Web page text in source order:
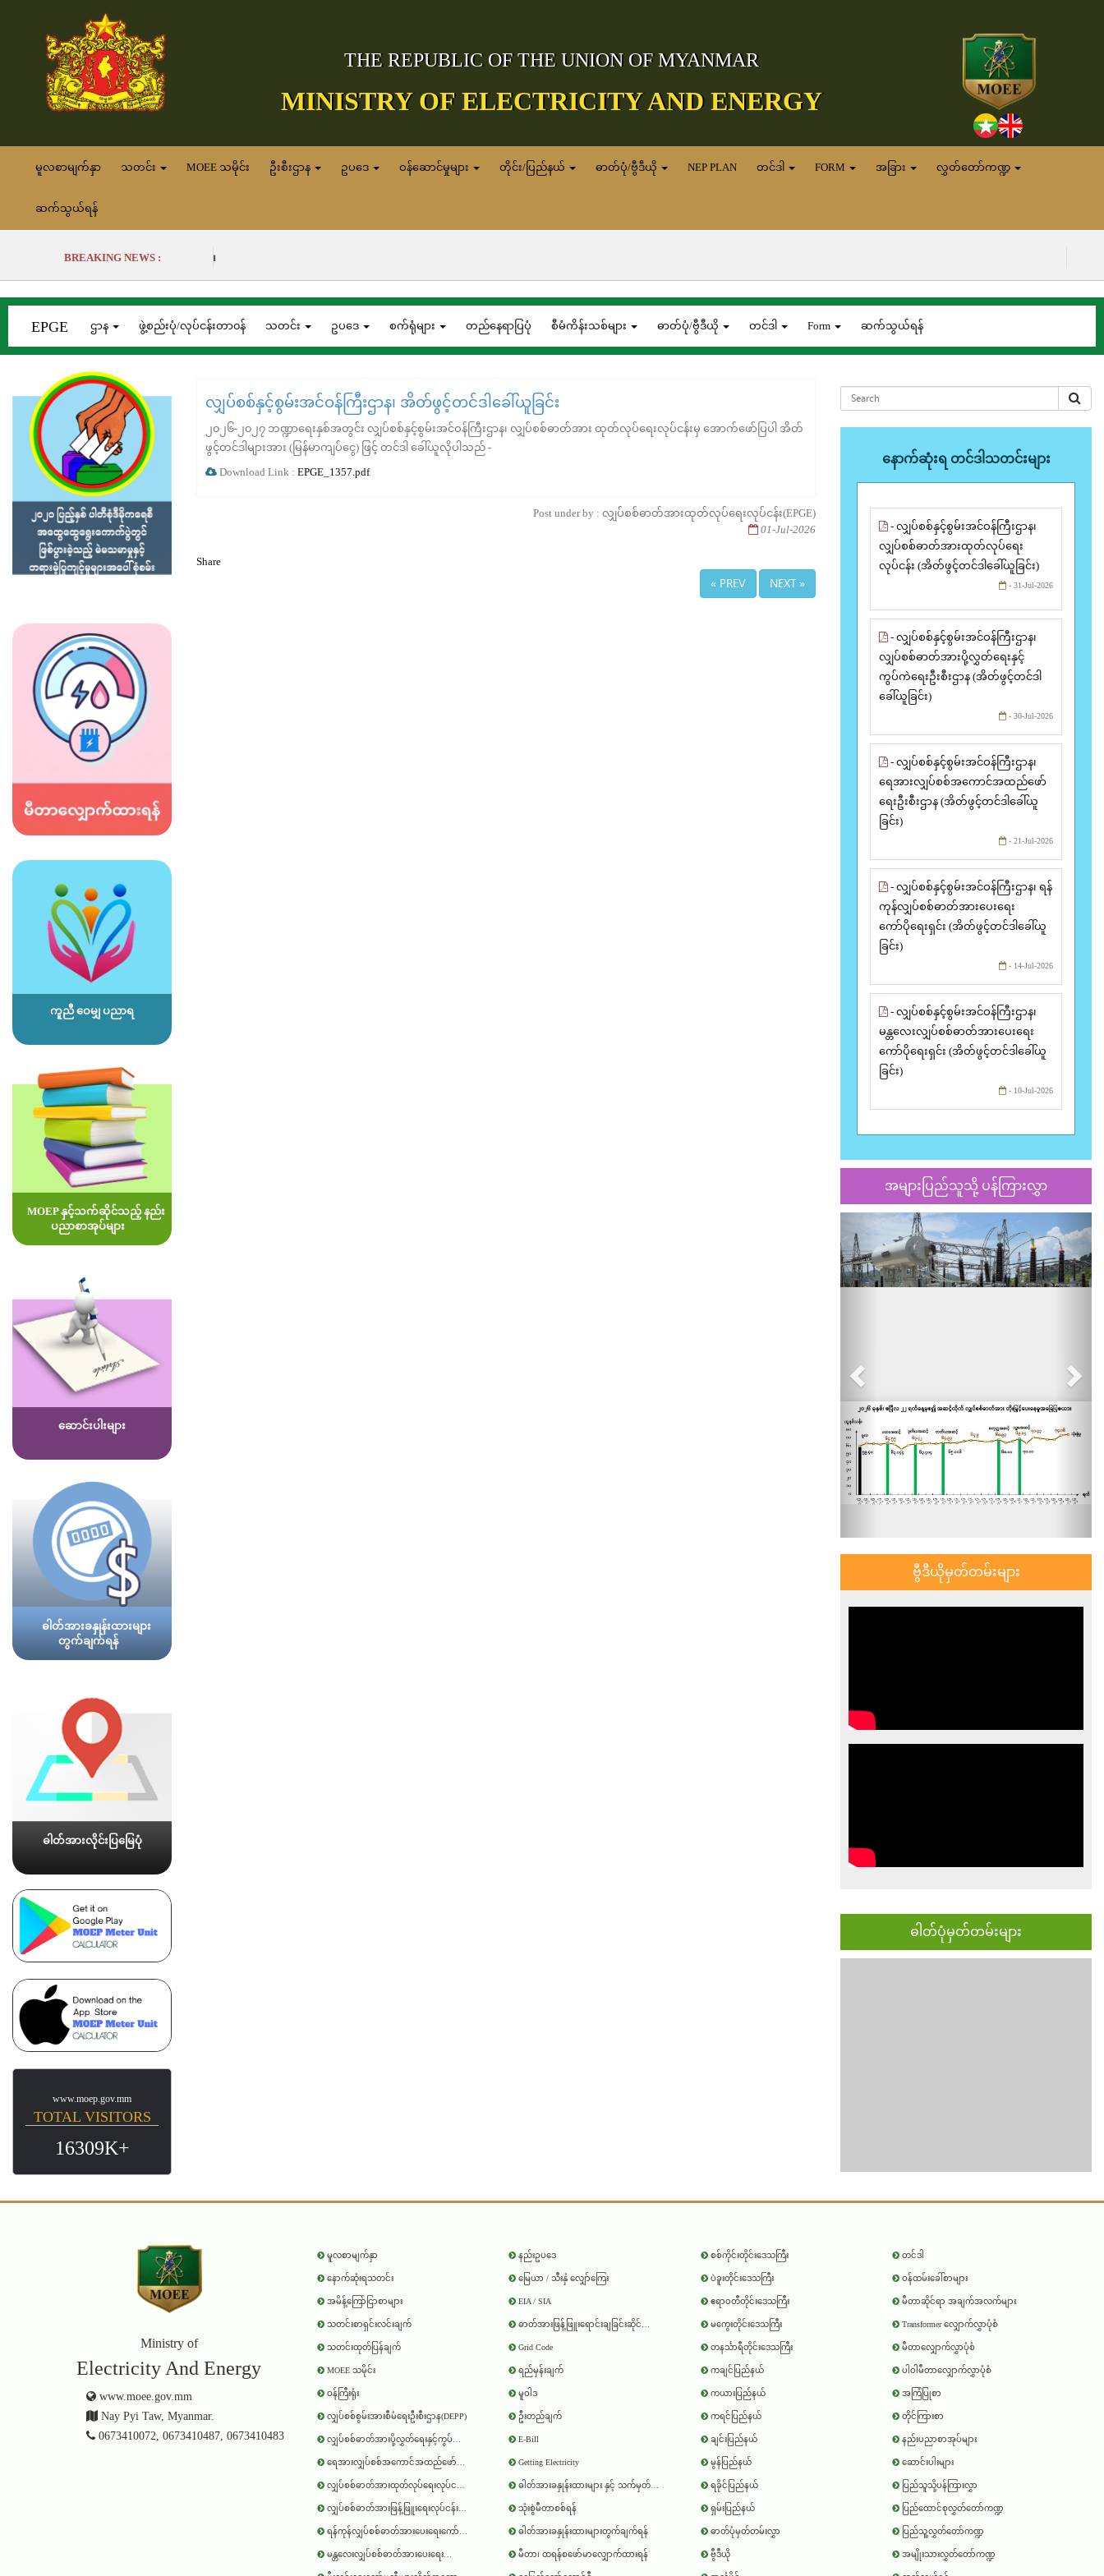
THE REPUBLIC OF THE UNION OF MYANMAR
MINISTRY OF ELECTRICITY AND ENERGY
မူလစာမျက်နှာ သတင်း MOEE သမိုင်း ဦးစီးဌာန ဥပဒေ ဝန်ဆောင်မှုများ တိုင်း/ပြည်နယ် ဓာတ်ပုံ/ဗွီဒီယို NEP PLAN တင်ဒါ FORM အခြား လွှတ်တော်ကဏ္ဍ
ဆက်သွယ်ရန်
BREAKING NEWS :
EPGE ဌာန ဖွဲ့စည်းပုံ/လုပ်ငန်းတာ၀န် သတင်း ဥပဒေ စက်ရုံများ တည်နေရာပြပုံ စီမံကိန်းသစ်များ ဓာတ်ပုံ/ဗွီဒီယို တင်ဒါ Form ဆက်သွယ်ရန်
ကူညီ ဝေမျှ ပညာရ
MOEP နှင့်သက်ဆိုင်သည့် နည်း
ပညာစာအုပ်များ
ဆောင်းပါးများ
ဓါတ်အားခနှုန်းထားများ
တွက်ချက်ရန်
ဓါတ်အားလိုင်းပြမြေပုံ
www.moep.gov.mm
TOTAL VISITORS
16309K+
လျှပ်စစ်နှင့်စွမ်းအင်ဝန်ကြီးဌာန၊ အိတ်ဖွင့်တင်ဒါခေါ်ယူခြင်း
၂၀၂၆-၂၀၂၇ ဘဏ္ဍာရေးနှစ်အတွင်း လျှပ်စစ်နှင့်စွမ်းအင်ဝန်ကြီးဌာန၊ လျှပ်စစ်ဓာတ်အား ထုတ်လုပ်ရေးလုပ်ငန်းမှ အောက်ဖော်ပြပါ အိတ်
ဖွင့်တင်ဒါများအား (မြန်မာကျပ်ငွေ) ဖြင့် တင်ဒါ ခေါ်ယူလိုပါသည် -
Download Link : EPGE_1357.pdf
Post under by : လျှပ်စစ်ဓာတ်အားထုတ်လုပ်ရေးလုပ်ငန်း(EPGE)
01-Jul-2026
Share
« PREV NEXT »
နောက်ဆုံးရ တင်ဒါသတင်းများ
- လျှပ်စစ်နှင့်စွမ်းအင်ဝန်ကြီးဌာန၊
လျှပ်စစ်ဓာတ်အားထုတ်လုပ်ရေး
လုပ်ငန်း (အိတ်ဖွင့်တင်ဒါခေါ်ယူခြင်း)
- 31-Jul-2026
- လျှပ်စစ်နှင့်စွမ်းအင်ဝန်ကြီးဌာန၊
လျှပ်စစ်ဓာတ်အားပို့လွှတ်ရေးနှင့်
ကွပ်ကဲရေးဦးစီးဌာန (အိတ်ဖွင့်တင်ဒါ
ခေါ်ယူခြင်း)
- 30-Jul-2026
- လျှပ်စစ်နှင့်စွမ်းအင်ဝန်ကြီးဌာန၊
ရေအားလျှပ်စစ်အကောင်အထည်ဖော်
ရေးဦးစီးဌာန (အိတ်ဖွင့်တင်ဒါခေါ်ယူ
ခြင်း)
- 21-Jul-2026
- လျှပ်စစ်နှင့်စွမ်းအင်ဝန်ကြီးဌာန၊ ရန်
ကုန်လျှပ်စစ်ဓာတ်အားပေးရေး
ကော်ပိုရေးရှင်း (အိတ်ဖွင့်တင်ဒါခေါ်ယူ
ခြင်း)
- 14-Jul-2026
- လျှပ်စစ်နှင့်စွမ်းအင်ဝန်ကြီးဌာန၊
မန္တလေးလျှပ်စစ်ဓာတ်အားပေးရေး
ကော်ပိုရေးရှင်း (အိတ်ဖွင့်တင်ဒါခေါ်ယူ
ခြင်း)
- 10-Jul-2026
အများပြည်သူသို့ ပန်ကြားလွှာ
Previous Next
ဗွီဒီယိုမှတ်တမ်းများ
ဓါတ်ပုံမှတ်တမ်းများ
Ministry of
Electricity And Energy
www.moee.gov.mm
Nay Pyi Taw, Myanmar.
0673410072, 0673410487, 0673410483
မူလစာမျက်နှာ
နောက်ဆုံးရသတင်း
အမိန့်ကြော်ငြာစာများ
သတင်းစာရှင်းလင်းချက်
သတင်းထုတ်ပြန်ချက်
MOEE သမိုင်း
ဝန်ကြီးရုံး
လျှပ်စစ်စွမ်းအားစီမံရေးဦးစီးဌာန(DEPP)
လျှပ်စစ်ဓာတ်အားပို့လွှတ်ရေးနှင့်ကွပ်ကဲရေးဦးစီးဌာန(DPTSC)
ရေအားလျှပ်စစ်အကောင်အထည်ဖော်ရေးဦးစီးဌာန(DHPI)
လျှပ်စစ်ဓာတ်အားထုတ်လုပ်ရေးလုပ်ငန်း(EPGE)
လျှပ်စစ်ဓာတ်အားဖြန့်ဖြူးရေးလုပ်ငန်း(ESE)
ရန်ကုန်လျှပ်စစ်ဓာတ်အားပေးရေးကော်ပိုရေးရှင်း(YESC)
မန္တလေးလျှပ်စစ်ဓာတ်အားပေးရေးကော်ပိုရေးရှင်း(MESC)
နည်းဥပဒေ
မြေယာ / သီးနှံ လျှော်ကြေး
EIA / SIA
ဓာတ်အားဖြန့်ဖြူးရောင်းချခြင်းဆိုင်ရာ ပဋိညာဉ်စာချုပ်
Grid Code
ရည်မှန်းချက်
မူဝါဒ
ဦးတည်ချက်
E-Bill
Getting Electricity
ဓါတ်အားခနှုန်းထားများ နှင့် သက်မှတ်ကြေး
သုံးစွဲမီတာစစ်ရန်
ဓါတ်အားခနှုန်းထားများတွက်ချက်ရန်
မီတာ၊ ထရန်စဖော်မာလျှောက်ထားရန်
စစ်ကိုင်းတိုင်းဒေသကြီး
ပဲခူးတိုင်းဒေသကြီး
ဧရာ၀တီတိုင်းဒေသကြီး
မကွေးတိုင်းဒေသကြီး
တနင်္သာရီတိုင်းဒေသကြီး
ကချင်ပြည်နယ်
ကယားပြည်နယ်
ကရင်ပြည်နယ်
ချင်းပြည်နယ်
မွန်ပြည်နယ်
ရခိုင်ပြည်နယ်
ရှမ်းပြည်နယ်
ဓာတ်ပုံမှတ်တမ်းလွှာ
ဗွီဒီယို
တင်ဒါ
ဝန်ထမ်းခေါ်စာများ
မီတာဆိုင်ရာ အချက်အလက်များ
Transformer လျှောက်လွှာပုံစံ
မီတာလျှောက်လွှာပုံစံ
ပါဝါမီတာလျှောက်လွှာပုံစံ
အကြံပြုစာ
တိုင်ကြားစာ
နည်းပညာစာအုပ်များ
ဆောင်းပါးများ
ပြည်သူသို့ပန်ကြားလွှာ
ပြည်ထောင်စုလွှတ်တော်ကဏ္ဍ
ပြည်သူ့လွှတ်တော်ကဏ္ဍ
အမျိုးသားလွှတ်တော်ကဏ္ဍ